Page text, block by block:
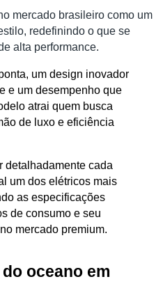
mercado brasileiro como um
redefinindo o que se
alta performance.
um design inovador
e um desempenho que
atrai quem busca
de luxo e eficiência
detalhadamente cada
um dos elétricos mais
as especificações
de consumo e seu
mercado premium.
oceano em